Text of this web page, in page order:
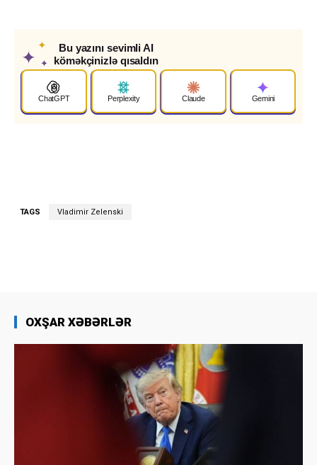
✦
✦
✦
Bu yazını sevimli AI
köməkçinizlə qısaldın
ChatGPT Perplexity Claude Gemini
TAGS Vladimir Zelenski
OXŞAR XƏBƏRLƏR